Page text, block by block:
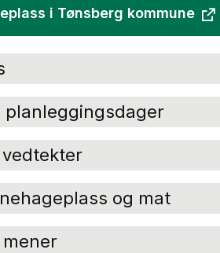
i Tønsberg kommune
planleggingsdager
og mat